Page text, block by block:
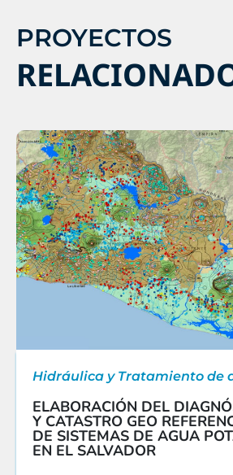
PROYECTOS
Hidráulica y Tratamiento de
ELABORACIÓN DEL
Y CATASTRO GEO
DE SISTEMAS DE AGUA
EN EL SALVADOR